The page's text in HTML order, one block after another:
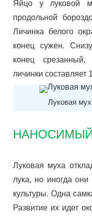
Яйцо у луковой
продольной
Личинка белого
конец сужен.
конец
личинки составляет
Луковая
Луковая муха
лука, но иногда они
культуры. Одна
Развитие их идет